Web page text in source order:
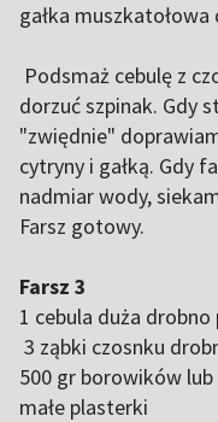
gałka muszkatołowa
Podsmaż cebulę z
dorzuć szpinak. Gdy
"zwiędnie"
cytryny i gałką. Gdy
nadmiar wody,
Farsz gotowy.
Farsz 3
1 cebula duża drobno
3 ząbki czosnku
500 gr borowików
małe plasterki